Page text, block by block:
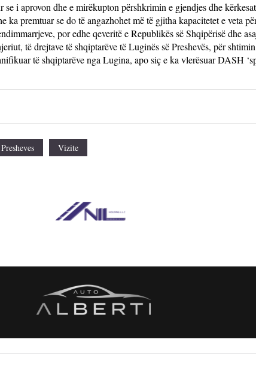
i aprovon dhe e mirëkupton përshkrimin e gjendjes dhe
ka premtuar se do të angazhohet më të gjitha kapacitetet e veta
por edhe qeveritë e Republikës së Shqipërisë dhe
të drejtave të shqiptarëve të Luginës së Preshevës, për
të shqiptarëve nga Lugina, apo siç e ka vlerësuar DASH
Vizite